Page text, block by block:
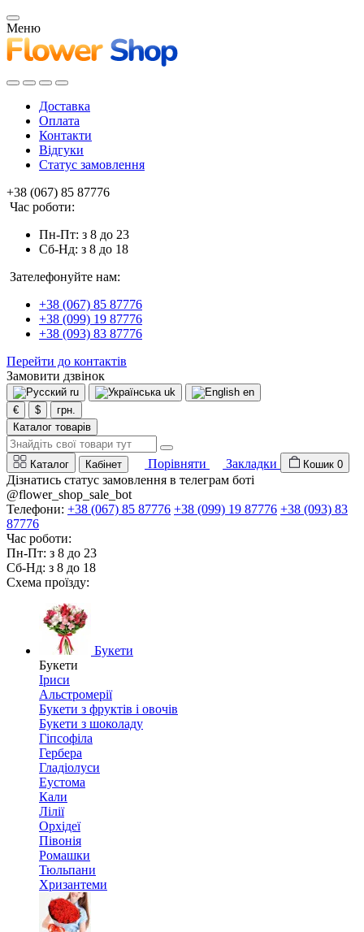
Меню
Доставка
Оплата
Контакти
Відгуки
Статус замовлення
+38 (067) 85 87776
Час роботи:
Пн-Пт: з 8 до 23
Сб-Нд: з 8 до 18
Зателефонуйте нам:
+38 (067) 85 87776
+38 (099) 19 87776
+38 (093) 83 87776
Перейти до контактів
Замовити дзвінок
ru uk
en
€
$
грн.
Каталог товарів
Каталог Кабінет Порівняти Закладки Кошик 0
Дізнатись статус замовлення в телеграм боті
@flower_shop_sale_bot
Телефони: +38 (067) 85 87776 +38 (099) 19 87776 +38 (093) 83
87776
Час роботи:
Пн-Пт: з 8 до 23
Сб-Нд: з 8 до 18
Схема проїзду:
Букети
Букети
Іриси
Альстромерії
Букети з фруктів і овочів
Букети з шоколаду
Гіпсофіла
Гербера
Гладіолуси
Еустома
Кали
Лілії
Орхідеї
Півонія
Ромашки
Тюльпани
Хризантеми